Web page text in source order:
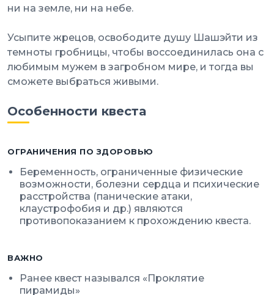
ни на земле, ни на небе.
Усыпите жрецов, освободите душу Шашэйти из
темноты гробницы, чтобы воссоединилась она с
любимым мужем в загробном мире, и тогда вы
сможете выбраться живыми.
Особенности квеста
ОГРАНИЧЕНИЯ ПО ЗДОРОВЬЮ
Беременность, ограниченные физические
возможности, болезни сердца и психические
расстройства (панические атаки,
клаустрофобия и др.) являются
противопоказанием к прохождению квеста.
ВАЖНО
Ранее квест назывался «Проклятие
пирамиды»